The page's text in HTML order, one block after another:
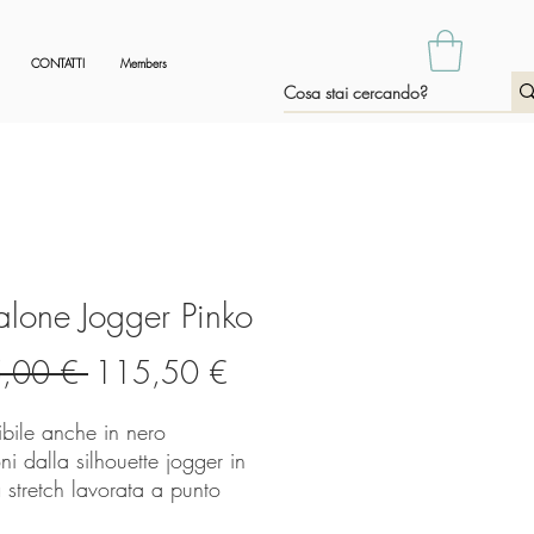
CONTATTI Members
Jogger Pinko
€ Prezzo
115,50 €
anche in nero
dalla silhouette jogger in
stretch lavorata a punto